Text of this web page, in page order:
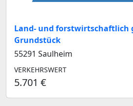
Land- und forstwirtschaftlich
Grundstück
55291 Saulheim
VERKEHRSWERT
5.701 €